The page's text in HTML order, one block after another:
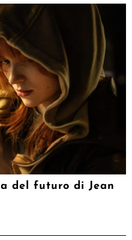
del futuro di Jean